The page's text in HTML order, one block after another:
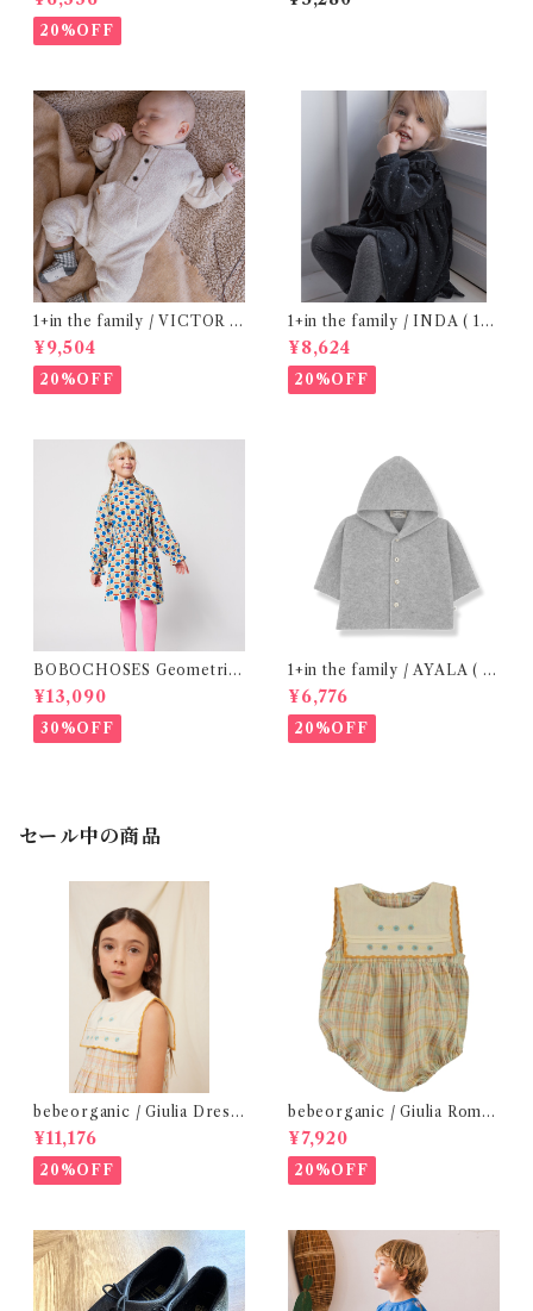
20%OFF
1+in the family / VICTOR (
12m )
¥9,504
20%OFF
1+in the family / INDA ( 12-
48m )
¥8,624
20%OFF
BOBOCHOSES Geometric
Scacs all over dress / 4-8Y
¥13,090
30%OFF
1+in the family / AYALA ( 2
4m )
¥6,776
20%OFF
セール中の商品
bebeorganic / Giulia Dress
Lagoon Check (2-6y)
¥11,176
20%OFF
bebeorganic / Giulia Romp
er Lagoon Check( 6・12ｍ)
¥7,920
20%OFF